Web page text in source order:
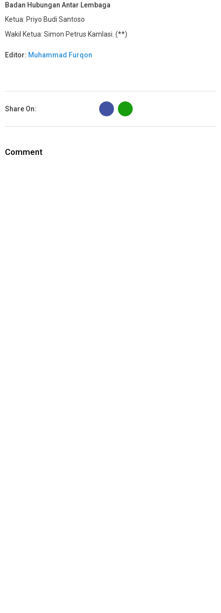
Badan Hubungan Antar Lembaga
Ketua: Priyo Budi Santoso
Wakil Ketua: Simon Petrus Kamlasi. (**)
Editor: Muhammad Furqon
Share On:
B
Comment